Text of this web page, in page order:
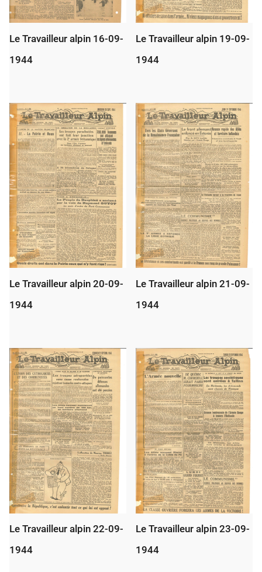
Le Travailleur alpin 16-09-
1944
Le Travailleur alpin 19-09-
1944
Le Travailleur alpin 20-09-
1944
Le Travailleur alpin 21-09-
1944
Le Travailleur alpin 22-09-
1944
Le Travailleur alpin 23-09-
1944